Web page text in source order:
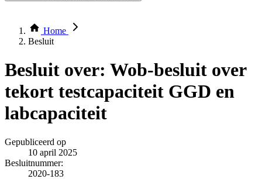
Thema COVID-19
Bekijk per bestuursorgaan
Home
Besluit
Besluit over: Wob-besluit over
tekort testcapaciteit GGD en
labcapaciteit
Gepubliceerd op
10 april 2025
Besluitnummer:
2020-183